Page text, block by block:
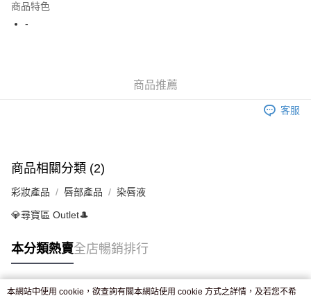
JD京東物流，訂單確認發貨後2-4個工作天送達
商品特色
-
商品推薦
客服
商品相關分類 (2)
彩妝產品 唇部產品 染唇液
💎尋寶區 Outlet🎩
本分類熱賣全店暢銷排行
本網站中使用 cookie，欲查詢有關本網站使用 cookie 方式之詳情，及若您不希